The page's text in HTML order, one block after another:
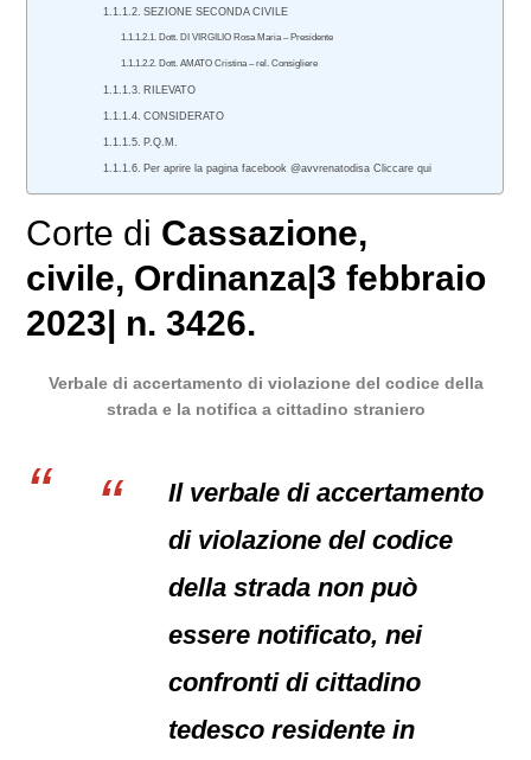
SEZIONE SECONDA CIVILE
Dott. DI VIRGILIO Rosa Maria – Presidente
Dott. AMATO Cristina – rel. Consigliere
RILEVATO
CONSIDERATO
P.Q.M.
Per aprire la pagina facebook @avvrenatodisa Cliccare qui
Corte di Cassazione,
civile, Ordinanza|3 febbraio
2023| n. 3426.
Verbale di accertamento di violazione del codice della
strada e la notifica a cittadino straniero
Il verbale di accertamento
di violazione del codice
della strada non può
essere notificato, nei
confronti di cittadino
tedesco residente in